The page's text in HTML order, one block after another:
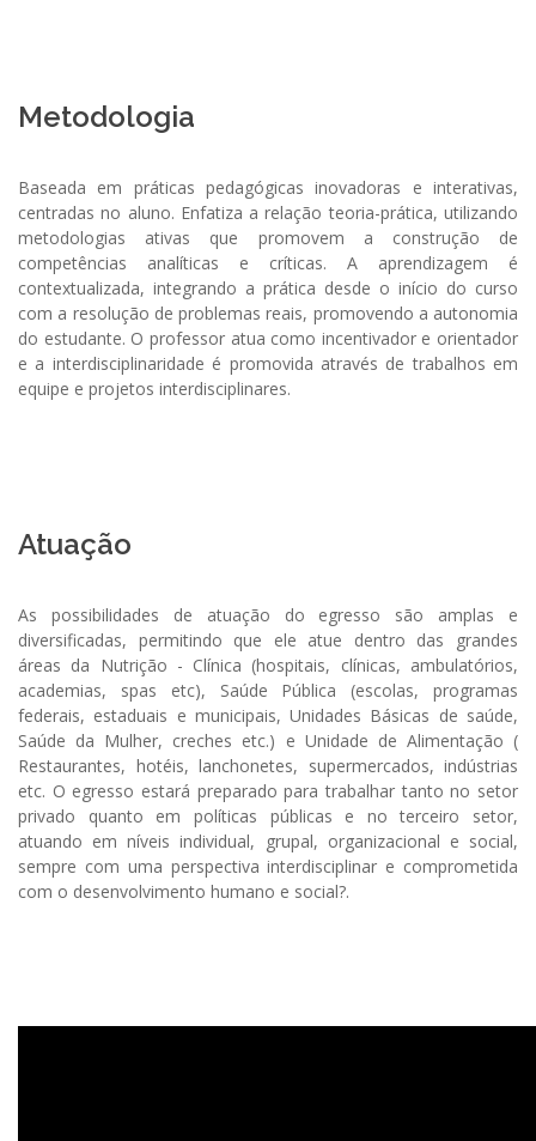
Metodologia
Baseada em práticas pedagógicas inovadoras e interativas,
centradas no aluno. Enfatiza a relação teoria-prática, utilizando
metodologias ativas que promovem a construção de
competências analíticas e críticas. A aprendizagem é
contextualizada, integrando a prática desde o início do curso
com a resolução de problemas reais, promovendo a autonomia
do estudante. O professor atua como incentivador e orientador
e a interdisciplinaridade é promovida através de trabalhos em
equipe e projetos interdisciplinares.
Atuação
As possibilidades de atuação do egresso são amplas e
diversificadas, permitindo que ele atue dentro das grandes
áreas da Nutrição - Clínica (hospitais, clínicas, ambulatórios,
academias, spas etc), Saúde Pública (escolas, programas
federais, estaduais e municipais, Unidades Básicas de saúde,
Saúde da Mulher, creches etc.) e Unidade de Alimentação (
Restaurantes, hotéis, lanchonetes, supermercados, indústrias
etc. O egresso estará preparado para trabalhar tanto no setor
privado quanto em políticas públicas e no terceiro setor,
atuando em níveis individual, grupal, organizacional e social,
sempre com uma perspectiva interdisciplinar e comprometida
com o desenvolvimento humano e social?.